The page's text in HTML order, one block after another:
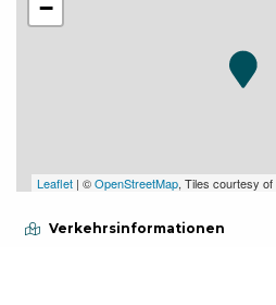
−
Leaflet | ©OpenStreetMap, Tiles courtesy of
Verkehrsinformationen